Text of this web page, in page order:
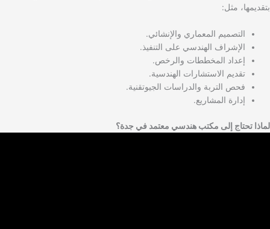
بتقديمها، مثل:
التصميم المعماري والإنشائي.
الإشراف الهندسي على التنفيذ.
إعداد المخططات والرخص.
تقديم الاستشارات الهندسية.
فحص التربة والدراسات الجيوتقنية.
إدارة المشاريع.
لماذا تحتاج إلى مكتب هندسي معتمد في جدة؟